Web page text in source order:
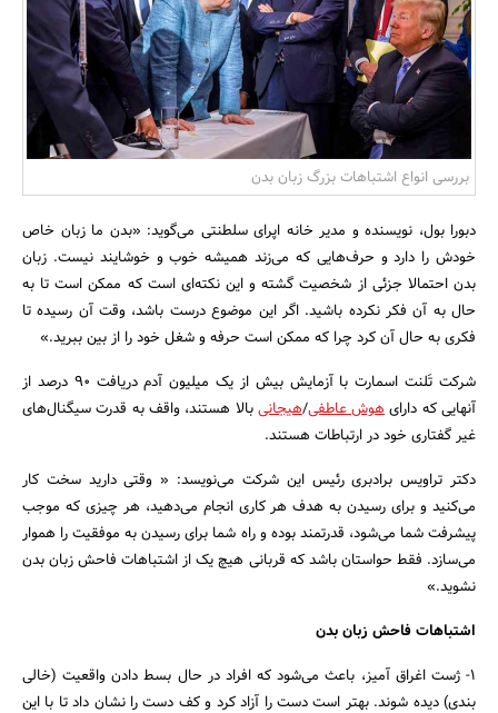
بانک، بیمه و سرمایه
مسکن و ساختمان
بررسی انواع اشتباهات بزرگ زبان بدن
دبورا بول، نویسنده و مدیر خانه اپرای سلطنتی می‌گوید: «بدن ما زبان خاص
خودش را دارد و حرف‌هایی که می‌زند همیشه خوب و خوشایند نیست. زبان
بدن احتمالا جزئی از شخصیت گشته و این نکته‌ای است که ممکن است تا به
حال به آن فکر نکرده باشید. اگر این موضوع درست باشد، وقت آن رسیده تا
فکری به حال آن کرد چرا که ممکن است حرفه و شغل خود را از بین ببرید.»
شرکت تَلنت اسمارت با آزمایش بیش از یک میلیون آدم دریافت ۹۰ درصد از
آنهایی که دارایهوش عاطفی/هیجانیبالا هستند، واقف به قدرت سیگنال‌های
غیر گفتاری خود در ارتباطات هستند.
دکتر تراویس برادبری رئیس این شرکت می‌نویسد: « وقتی دارید سخت کار
می‌کنید و برای رسیدن به هدف هر کاری انجام می‌دهید، هر چیزی که موجب
پیشرفت شما می‌شود، قدرتمند بوده و راه شما برای رسیدن به موفقیت را هموار
می‌سازد. فقط حواستان باشد که قربانی هیچ یک از اشتباهات فاحش زبان بدن
نشوید.»
اشتباهات فاحش زبان بدن
1- ژست اغراق آمیز، باعث می‌شود که افراد در حال بسط دادن واقعیت (خالی
بندی) دیده شوند. بهتر است دست را آزاد کرد و کف دست را نشان داد تا با این